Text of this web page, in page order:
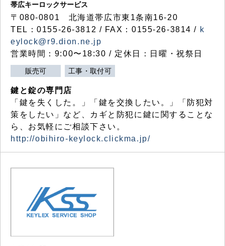
帯広キーロックサービス
〒080-0801 北海道帯広市東1条南16-20
TEL：0155-26-3812 / FAX：0155-26-3814 / k
eylock@r9.dion.ne.jp
営業時間：9:00〜18:30 / 定休日：日曜・祝祭日
販売可 工事・取付可
鍵と錠の専門店
「鍵を失くした。」「鍵を交換したい。」「防犯対
策をしたい」など、カギと防犯に鍵に関することな
ら、お気軽にご相談下さい。
http://obihiro-keylock.clickma.jp/